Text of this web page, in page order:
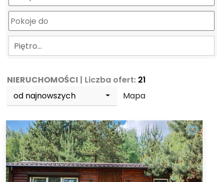
Piętro…
NIERUCHOMOŚCI | Liczba ofert: 21
od najnowszych
Mapa